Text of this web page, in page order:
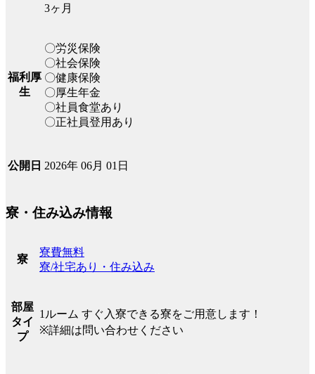
3ヶ月
福利厚
生
〇労災保険
〇社会保険
〇健康保険
〇厚生年金
〇社員食堂あり
〇正社員登用あり
公開日 2026年 06月 01日
寮・住み込み情報
寮
寮費無料
寮/社宅あり・住み込み
部屋
タイ
プ
1ルーム すぐ入寮できる寮をご用意します！
※詳細は問い合わせください